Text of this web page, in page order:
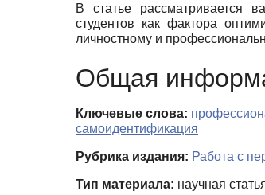
В статье рассматривается
студентов как фактора
личностному и
Общая
Ключевые слова:
самоидентификация
Рубрика издания: Работа с
Тип материала: научная